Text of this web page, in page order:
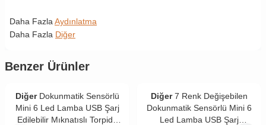
Daha Fazla Aydınlatma
Daha Fazla Diğer
Benzer Ürünler
Diğer Dokunmatik Sensörlü
Mini 6 Led Lamba USB Şarj
Edilebilir Mıknatıslı Torpido
Diğer 7 Renk Değişebilen
Dokunmatik Sensörlü Mini 6
Led Lamba USB Şarj